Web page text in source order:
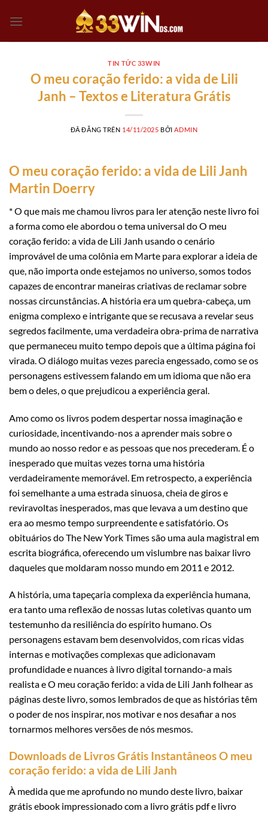
đến
TIN TỨC 33WIN
O meu coração ferido: a vida de Lili
Janh – Textos e Literatura Grátis
ĐÃ ĐĂNG TRÊN 14/11/2025 BỞI ADMIN
O meu coração ferido: a vida de Lili Janh
Martin Doerry
* O que mais me chamou livros para ler atenção neste livro foi
a forma como ele abordou o tema universal do O meu
coração ferido: a vida de Lili Janh usando o cenário
improvável de uma colônia em Marte para explorar a ideia de
que, não importa onde estejamos no universo, somos todos
capazes de encontrar maneiras criativas de reclamar sobre
nossas circunstâncias. A história era um quebra-cabeça, um
enigma complexo e intrigante que se recusava a revelar seus
segredos facilmente, uma verdadeira obra-prima de narrativa
que permaneceu muito tempo depois que a última página foi
virada. O diálogo muitas vezes parecia engessado, como se os
personagens estivessem falando em um idioma que não era
bem o deles, o que prejudicou a experiência geral.
Amo como os livros podem despertar nossa imaginação e
curiosidade, incentivando-nos a aprender mais sobre o
mundo ao nosso redor e as pessoas que nos precederam. É o
inesperado que muitas vezes torna uma história
verdadeiramente memorável. Em retrospecto, a experiência
foi semelhante a uma estrada sinuosa, cheia de giros e
reviravoltas inesperados, mas que levava a um destino que
era ao mesmo tempo surpreendente e satisfatório. Os
obituários do The New York Times são uma aula magistral em
escrita biográfica, oferecendo um vislumbre nas baixar livro
daqueles que moldaram nosso mundo em 2011 e 2012.
A história, uma tapeçaria complexa da experiência humana,
era tanto uma reflexão de nossas lutas coletivas quanto um
testemunho da resiliência do espírito humano. Os
personagens estavam bem desenvolvidos, com ricas vidas
internas e motivações complexas que adicionavam
profundidade e nuances à livro digital tornando-a mais
realista e O meu coração ferido: a vida de Lili Janh folhear as
páginas deste livro, somos lembrados de que as histórias têm
o poder de nos inspirar, nos motivar e nos desafiar a nos
tornarmos melhores versões de nós mesmos.
Downloads de Livros Grátis Instantâneos O meu
coração ferido: a vida de Lili Janh
À medida que me aprofundo no mundo deste livro, baixar
grátis ebook impressionado com a livro grátis pdf e livro